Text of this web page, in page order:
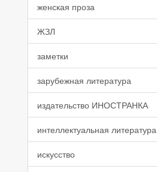
женская проза
ЖЗЛ
заметки
зарубежная литература
издательство ИНОСТРАНКА
интеллектуальная литература
искусство